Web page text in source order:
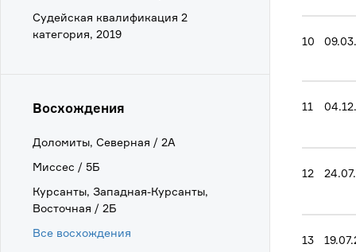
Судейская квалификация 2
категория, 2019
Восхождения
Доломиты, Северная / 2А
Миссес / 5Б
Курсанты, Западная-Курсанты,
Восточная / 2Б
Все восхождения
10
11
12
13